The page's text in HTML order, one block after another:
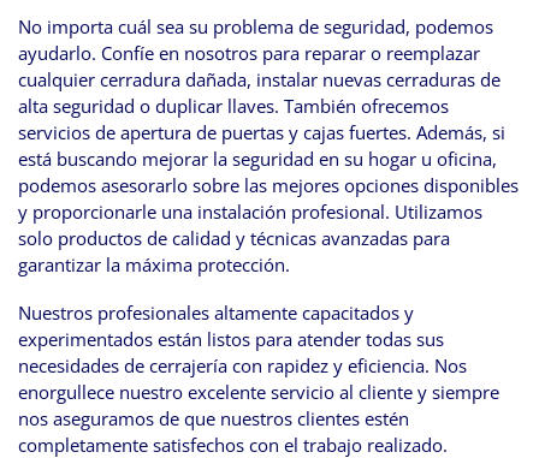
No importa cuál sea su problema de seguridad, podemos
ayudarlo. Confíe en nosotros para reparar o reemplazar
cualquier cerradura dañada, instalar nuevas cerraduras de
alta seguridad o duplicar llaves. También ofrecemos
servicios de apertura de puertas y cajas fuertes. Además, si
está buscando mejorar la seguridad en su hogar u oficina,
podemos asesorarlo sobre las mejores opciones disponibles
y proporcionarle una instalación profesional. Utilizamos
solo productos de calidad y técnicas avanzadas para
garantizar la máxima protección.
Nuestros profesionales altamente capacitados y
experimentados están listos para atender todas sus
necesidades de cerrajería con rapidez y eficiencia. Nos
enorgullece nuestro excelente servicio al cliente y siempre
nos aseguramos de que nuestros clientes estén
completamente satisfechos con el trabajo realizado.